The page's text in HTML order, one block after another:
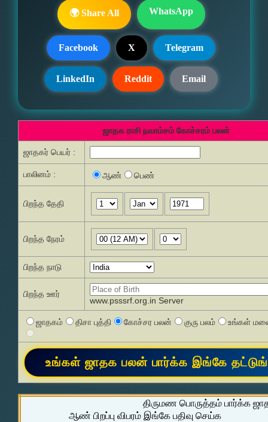
🌍 Share All WhatsApp
Facebook X Telegram
LinkedIn Reddit Email
ஜாதக ராசி நவாம்சம் கோச்சரம் பலன்
ஜாதகர் பெயர் :
பாலினம் : ஆண் பெண்
பிறந்த தேதி
பிறந்த நேரம்
பிறந்த நாடு
பிறந்த ஊர்
www.psssrf.org.in Server
ஜாதகம் திசா புத்தி கோச்சர பலன் குரு பலம் உங்கள்
திருமண பொருத்தம் பார்க்க
ஆண் பிறப்பு விபரம் இங்கே பதிவு செய்க